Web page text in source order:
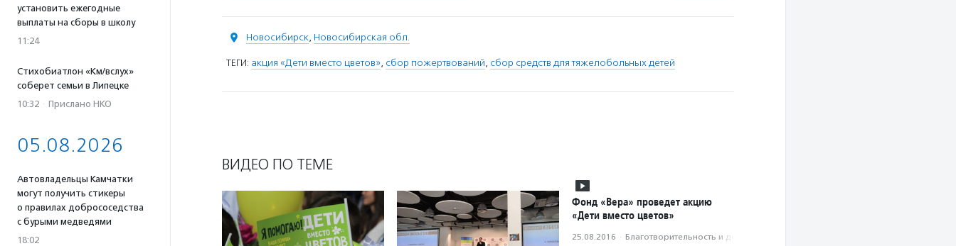
установить ежегодные
выплаты на сборы в школу
11:24
Стихобиатлон «Км/вслух»
соберет семьи в Липецке
10:32 · Прислано НКО
05.08.2026
Автовладельцы Камчатки
могут получить стикеры
о правилах добрососедства
с бурыми медведями
18:02
Новосибирск, Новосибирская обл.
ТЕГИ: акция «Дети вместо цветов», сбор пожертвований, сбор средств для тяжелобольных детей
ВИДЕО ПО ТЕМЕ
Фонд «Вера» проведет акцию
«Дети вместо цветов»
25.08.2016 · Благотвори­тель­ность и доброволь­чест­во